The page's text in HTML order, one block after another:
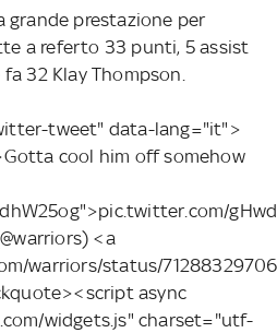
grande prestazione per
a referto 33 punti, 5 assist
32 Klay Thompson.
tweet" data-lang="it">
cool him off somehow
<a
warriors/status/
async
widgets.js" charset="utf-